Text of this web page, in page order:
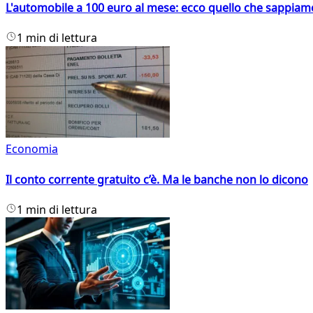
L'automobile a 100 euro al mese: ecco quello che
1 min di lettura
Economia
Il conto corrente gratuito c’è. Ma le banche non lo dicono
1 min di lettura